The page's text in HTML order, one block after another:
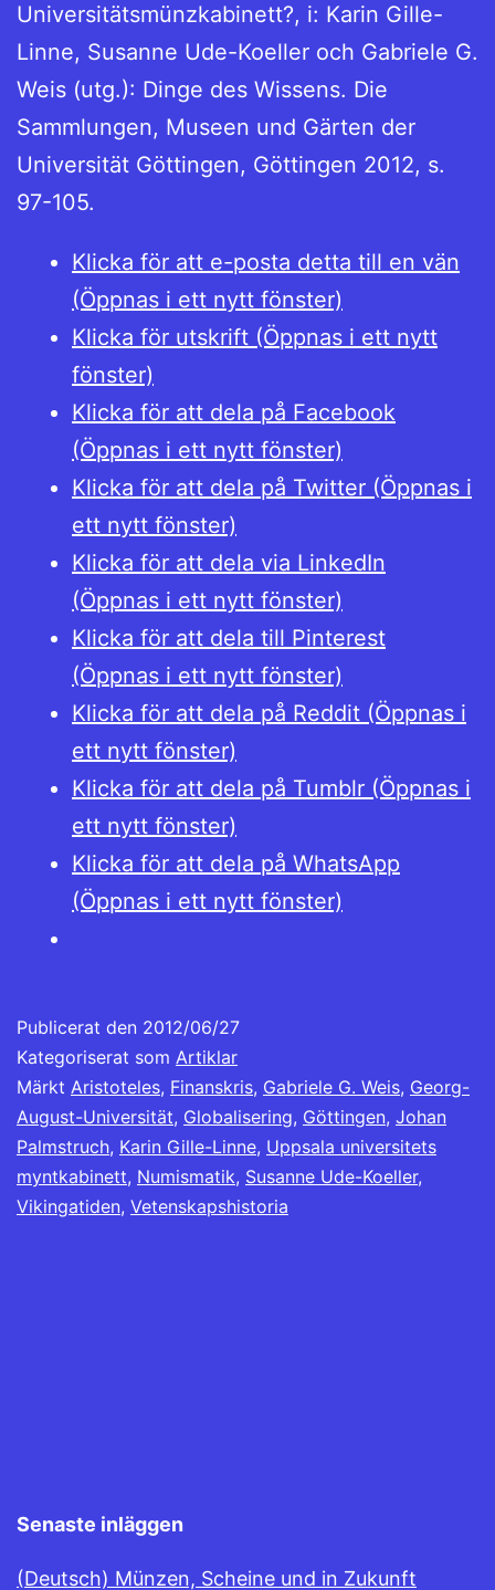
Universitätsmünzkabinett?, i: Karin Gille-
Linne, Susanne Ude-Koeller och Gabriele G.
Weis (utg.): Dinge des Wissens. Die
Sammlungen, Museen und Gärten der
Universität Göttingen, Göttingen 2012, s.
97-105.
Klicka för att e-posta detta till en vän
(Öppnas i ett nytt fönster)
Klicka för utskrift (Öppnas i ett nytt
fönster)
Klicka för att dela på Facebook
(Öppnas i ett nytt fönster)
Klicka för att dela på Twitter (Öppnas i
ett nytt fönster)
Klicka för att dela via LinkedIn
(Öppnas i ett nytt fönster)
Klicka för att dela till Pinterest
(Öppnas i ett nytt fönster)
Klicka för att dela på Reddit (Öppnas i
ett nytt fönster)
Klicka för att dela på Tumblr (Öppnas i
ett nytt fönster)
Klicka för att dela på WhatsApp
(Öppnas i ett nytt fönster)
Publicerat den 2012/06/27
Kategoriserat som Artiklar
Märkt Aristoteles, Finanskris, Gabriele G. Weis, Georg-
August-Universität, Globalisering, Göttingen, Johan
Palmstruch, Karin Gille-Linne, Uppsala universitets
myntkabinett, Numismatik, Susanne Ude-Koeller,
Vikingatiden, Vetenskapshistoria
Senaste inläggen
(Deutsch) Münzen, Scheine und in Zukunft